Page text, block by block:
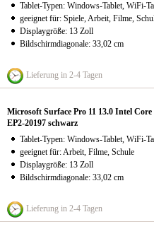
Tablet-Typen: Windows-Tablet, WiFi-
geeignet für: Spiele, Arbeit, Filme,
Displaygröße: 13 Zoll
Bildschirmdiagonale: 33,02 cm
Lieferung in 2-4 Tagen
Microsoft Surface Pro 11 13.0 Intel
EP2-20197 schwarz
Tablet-Typen: Windows-Tablet, WiFi-
geeignet für: Arbeit, Filme, Schule
Displaygröße: 13 Zoll
Bildschirmdiagonale: 33,02 cm
Lieferung in 2-4 Tagen